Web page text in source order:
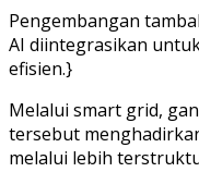
Pengembangan
AI diintegrasikan
efisien.}
Melalui smart grid,
tersebut
melalui lebih